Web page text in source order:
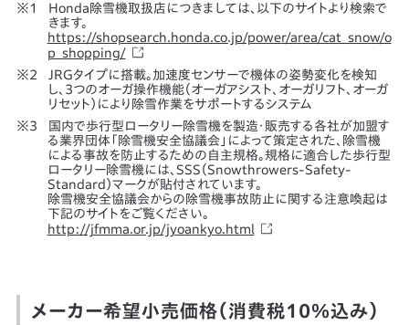
Honda除雪機取扱店につきましては、以下のサイトより検索で
きます。
https://shopsearch.honda.co.jp/power/area/cat_snow/o
p_shopping/
JRGタイプに搭載。加速度センサーで機体の姿勢変化を検知
し、3つのオーガ操作機能（オーガアシスト、オーガリフト、オーガ
リセット）により除雪作業をサポートするシステム
国内で歩行型ロータリー除雪機を製造・販売する各社が加盟す
る業界団体「除雪機安全協議会」によって策定された、除雪機
による事故を防止するための自主規格。規格に適合した歩行型
ロータリー除雪機には、SSS（Snowthrowers-Safety-
Standard）マークが貼付されています。
除雪機安全協議会からの除雪機事故防止に関する注意喚起は
下記のサイトをご覧ください。
http://jfmma.or.jp/jyoankyo.html
メーカー希望小売価格（消費税10％込み）